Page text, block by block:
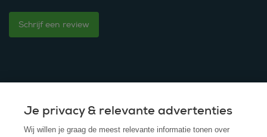
Schrijf een review
© 2025 - ROS Krediet Service
Je privacy & relevante advertenties
Wij willen je graag de meest relevante informatie tonen over